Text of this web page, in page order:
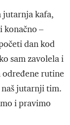
jutarnja kafa,
konačno –
dan kod
sam zavolela i
određene rutine
jutarnji tim.
i pravimo